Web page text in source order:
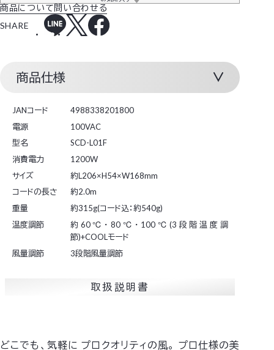
商品について問い合わせる
SHARE
商品仕様
JANコード
4988338201800
電源
100VAC
型名
SCD-L01F
消費電力
1200W
サイズ
約L206×H54×W168mm
コードの長さ
約2.0m
重量
約315g(コード込：約540g)
温度調節
約60℃・80℃・100℃(3段階温度調
節)+COOLモード
風量調節
3段階風量調節
取扱説明書
どこでも、気軽に プロクオリティの風。 プロ仕様の美